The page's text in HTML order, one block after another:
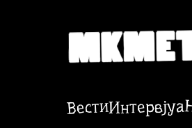
ВестиИнтервјуа